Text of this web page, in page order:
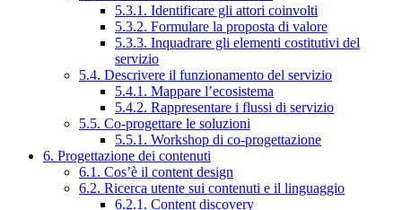
5.3.1. Identificare gli attori coinvolti
5.3.2. Formulare la proposta di valore
5.3.3. Inquadrare gli elementi costitutivi del
servizio
5.4. Descrivere il funzionamento del servizio
5.4.1. Mappare l’ecosistema
5.4.2. Rappresentare i flussi di servizio
5.5. Co-progettare le soluzioni
5.5.1. Workshop di co-progettazione
6. Progettazione dei contenuti
6.1. Cos’è il content design
6.2. Ricerca utente sui contenuti e il linguaggio
6.2.1. Content discovery